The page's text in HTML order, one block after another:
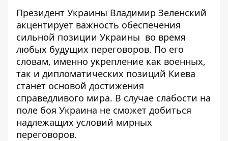
Президент Украины Владимир Зеленский
акцентирует важность обеспечения
сильной позиции Украины во время
любых будущих переговоров. По его
словам, именно укрепление как военных,
так и дипломатических позиций Киева
станет основой достижения
справедливого мира. В случае слабости на
поле боя Украина не сможет добиться
надлежащих условий мирных
переговоров.